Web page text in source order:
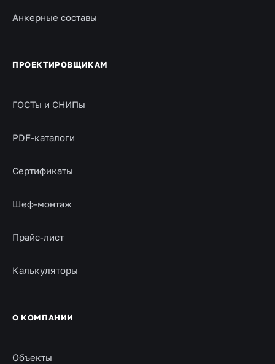
Анкерные составы
ПРОЕКТИРОВЩИКАМ
ГОСТы и СНИПы
PDF-каталоги
Сертификаты
Шеф-монтаж
Прайс-лист
Калькуляторы
О КОМПАНИИ
Объекты